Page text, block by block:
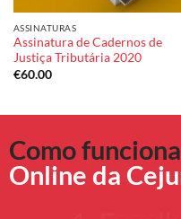
ASSINATURAS
Assinatura de Cadernos de
Justiça Tributária 2020
€60.00
Como
Online da